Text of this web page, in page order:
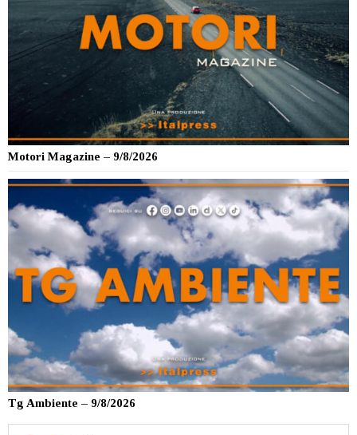
Motori Magazine – 9/8/2026
Tg Ambiente – 9/8/2026